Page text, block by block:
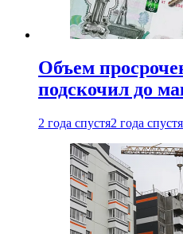
Объем
подскочил до
2 года спустя2 года спустя